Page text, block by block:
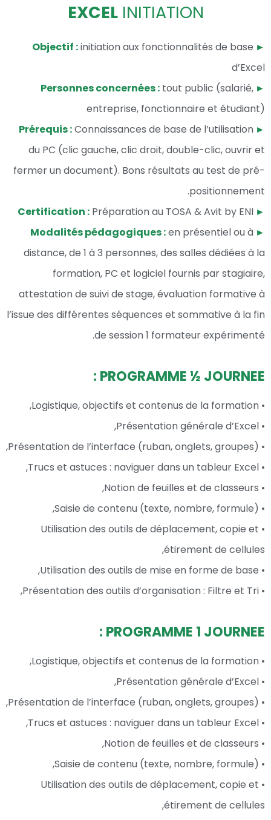
EXCELINITIATION
► Objectif :
initiation aux fonctionnalités de base
d’Excel
► Personnes concernées :
tout public (salarié,
entreprise, fonctionnaire et étudiant)
► Prérequis :
Connaissances de base de l’utilisation
du PC (clic gauche, clic droit, double-clic, ouvrir et
fermer un document). Bons résultats au test de pré-
positionnement.
► Certification :
Préparation au TOSA & Avit by ENI
► Modalités pédagogiques :
en présentiel ou à
distance, de 1 à 3 personnes, des salles dédiées à la
formation, PC et logiciel fournis par stagiaire,
attestation de suivi de stage, évaluation formative à
l’issue des différentes séquences et sommative à la fin
de session 1 formateur expérimenté.
PROGRAMME ½ JOURNEE :
• Logistique, objectifs et contenus de la formation,
• Présentation générale d’Excel,
• Présentation de l’interface (ruban, onglets, groupes),
• Trucs et astuces : naviguer dans un tableur Excel,
• Notion de feuilles et de classeurs,
• Saisie de contenu (texte, nombre, formule),
• Utilisation des outils de déplacement, copie et
étirement de cellules,
• Utilisation des outils de mise en forme de base,
• Présentation des outils d’organisation : Filtre et Tri,
PROGRAMME 1 JOURNEE :
• Logistique, objectifs et contenus de la formation,
• Présentation générale d’Excel,
• Présentation de l’interface (ruban, onglets, groupes),
• Trucs et astuces : naviguer dans un tableur Excel,
• Notion de feuilles et de classeurs,
• Saisie de contenu (texte, nombre, formule),
• Utilisation des outils de déplacement, copie et
étirement de cellules,